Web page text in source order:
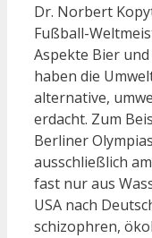
Dr. Norbert
Fußball-
Aspekte Bier
haben die
alternative,
erdacht. Zum
Berliner
ausschließlich
fast nur aus
USA nach
schizophren,